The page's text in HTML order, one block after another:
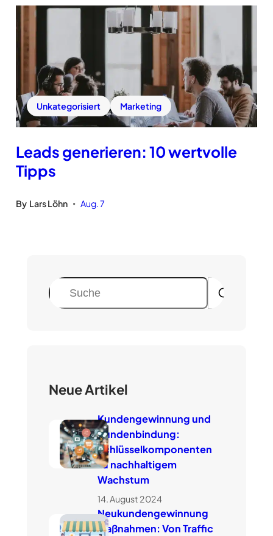
Unkategorisiert Marketing
Leads generieren: 10 wertvolle
Tipps
By Lars Löhn • Aug. 7
S
u
Neue Artikel
Kundengewinnung und
Kundenbindung:
Schlüsselkomponenten
zu nachhaltigem
Wachstum
14. August 2024
Neukundengewinnung
Maßnahmen: Von Traffic